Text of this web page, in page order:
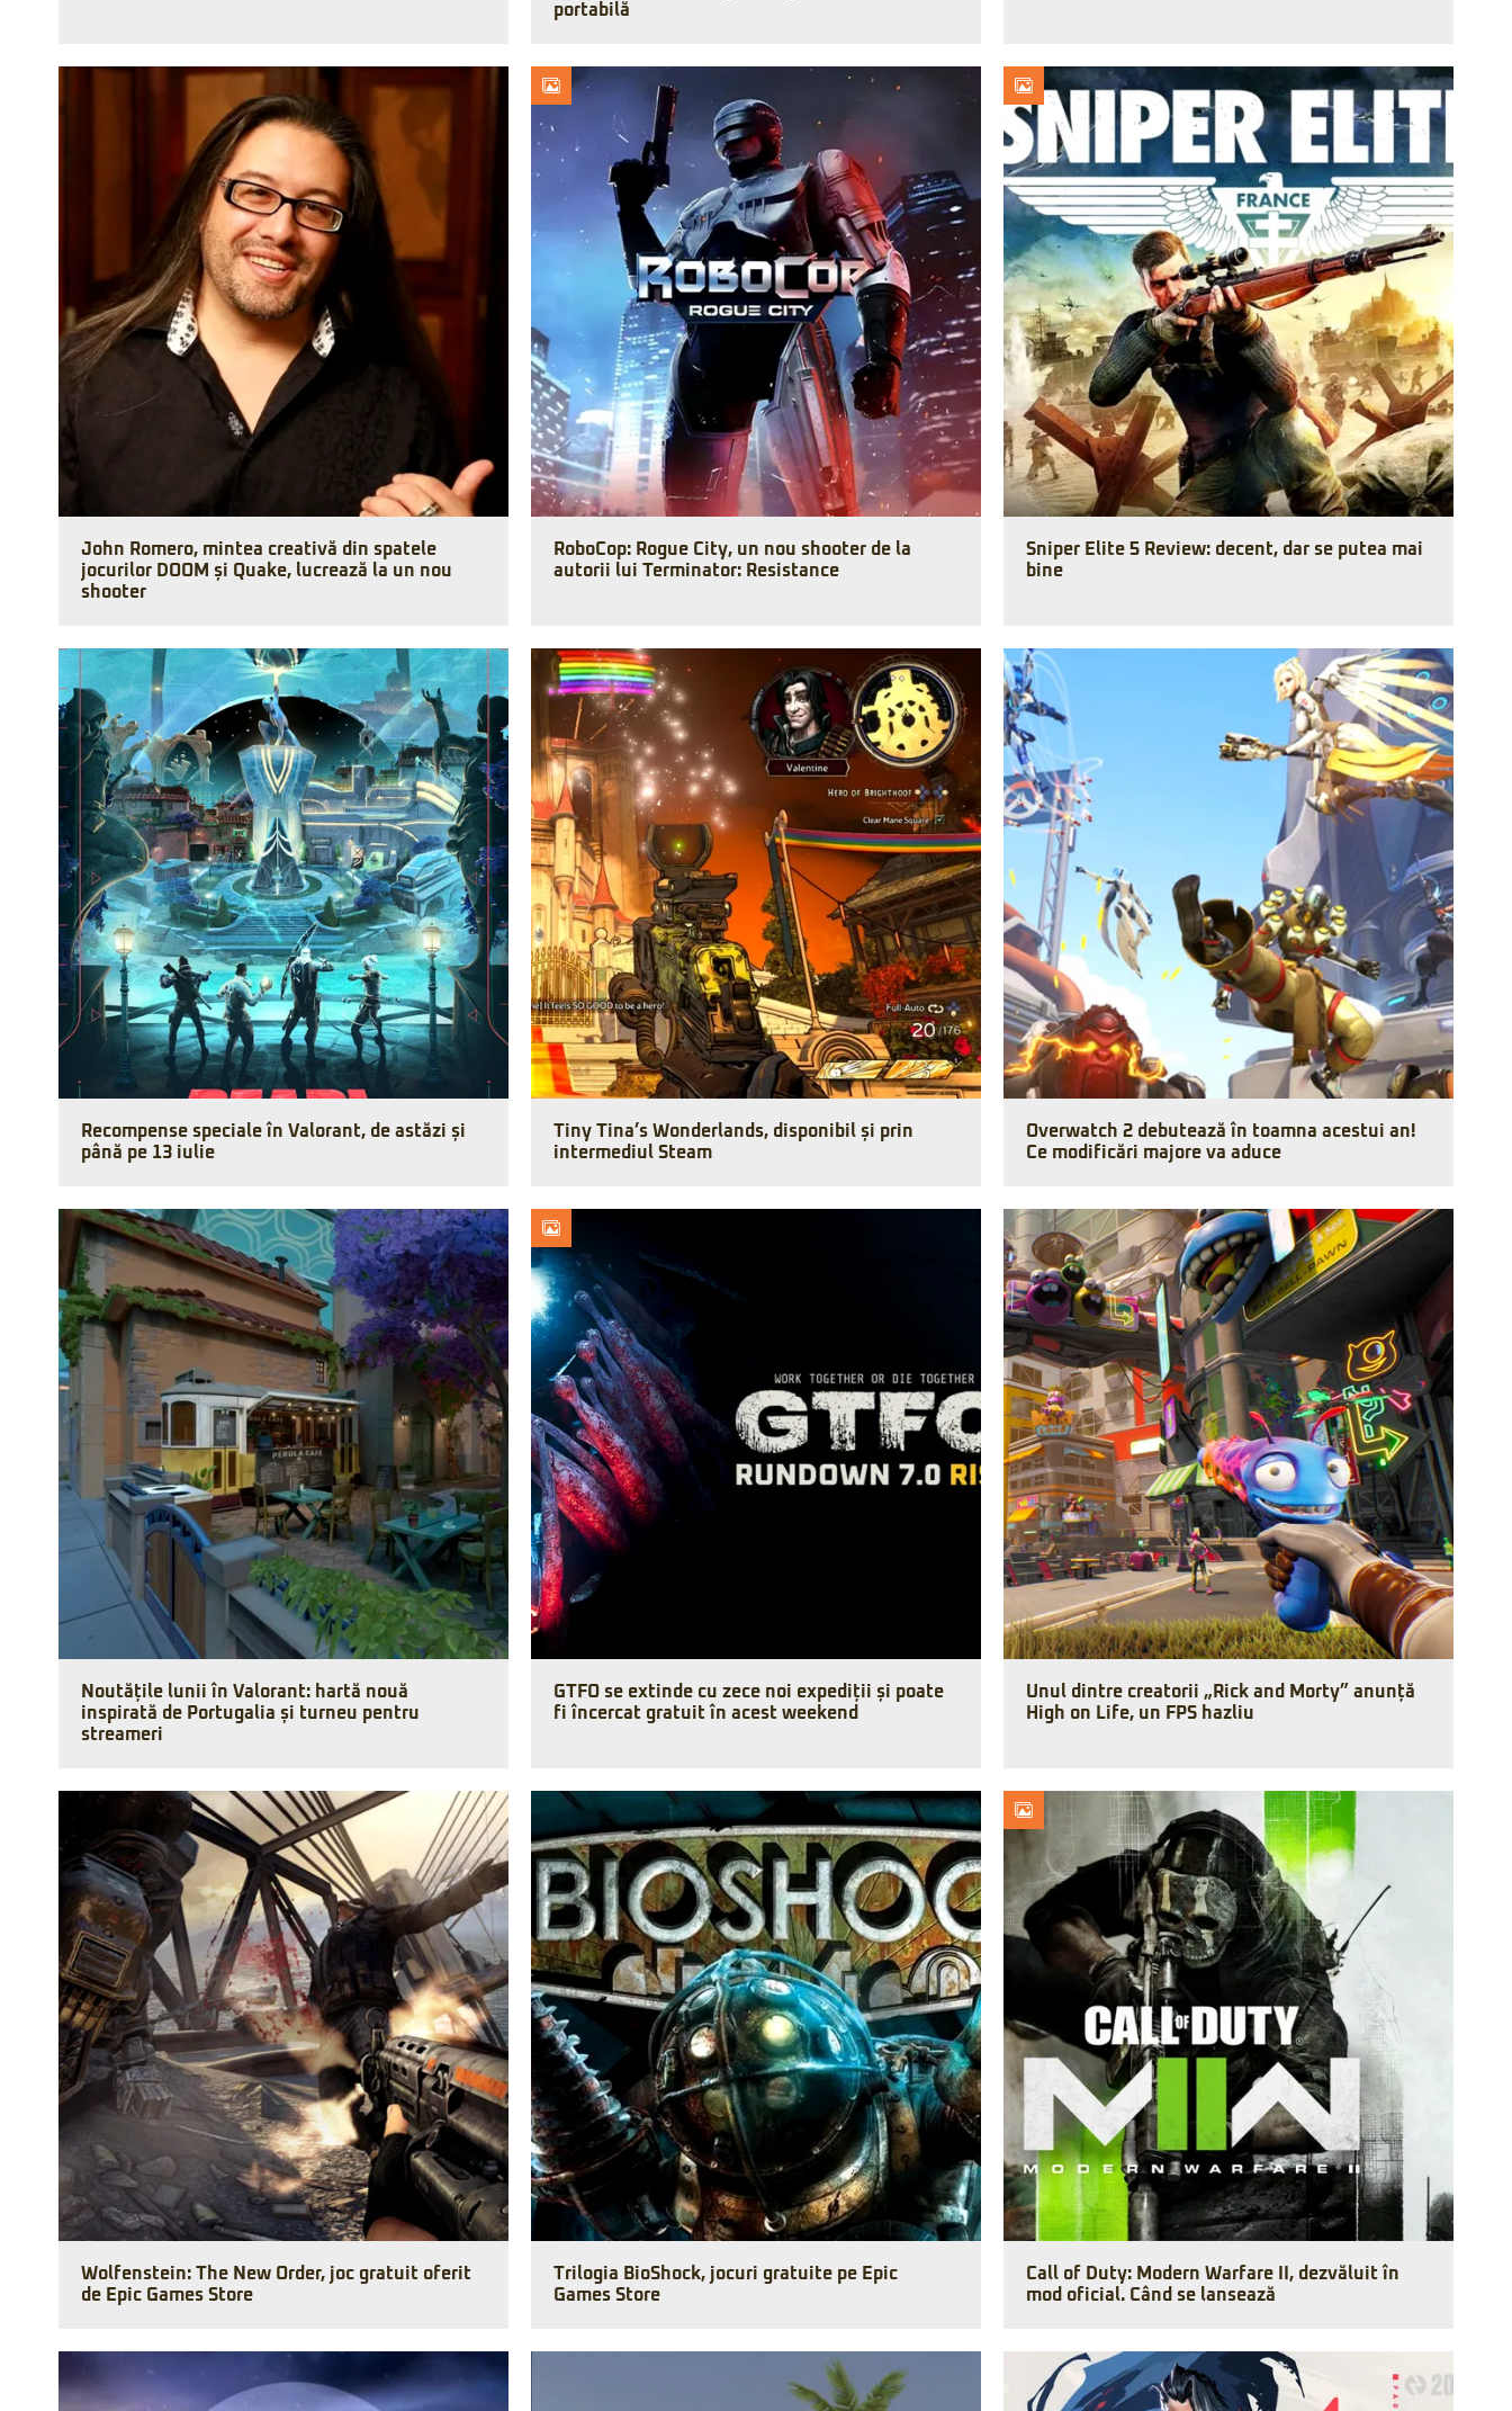
portabilă
John Romero, mintea creativă din spatele
jocurilor DOOM și Quake, lucrează la un nou
shooter
RoboCop: Rogue City, un nou shooter de la
autorii lui Terminator: Resistance
Sniper Elite 5 Review: decent, dar se putea mai
bine
Recompense speciale în Valorant, de astăzi și
până pe 13 iulie
Tiny Tina’s Wonderlands, disponibil și prin
intermediul Steam
Overwatch 2 debutează în toamna acestui an!
Ce modificări majore va aduce
Noutățile lunii în Valorant: hartă nouă
inspirată de Portugalia și turneu pentru
streameri
GTFO se extinde cu zece noi expediții și poate
fi încercat gratuit în acest weekend
Unul dintre creatorii „Rick and Morty” anunță
High on Life, un FPS hazliu
Wolfenstein: The New Order, joc gratuit oferit
de Epic Games Store
Trilogia BioShock, jocuri gratuite pe Epic
Games Store
Call of Duty: Modern Warfare II, dezvăluit în
mod oficial. Când se lansează